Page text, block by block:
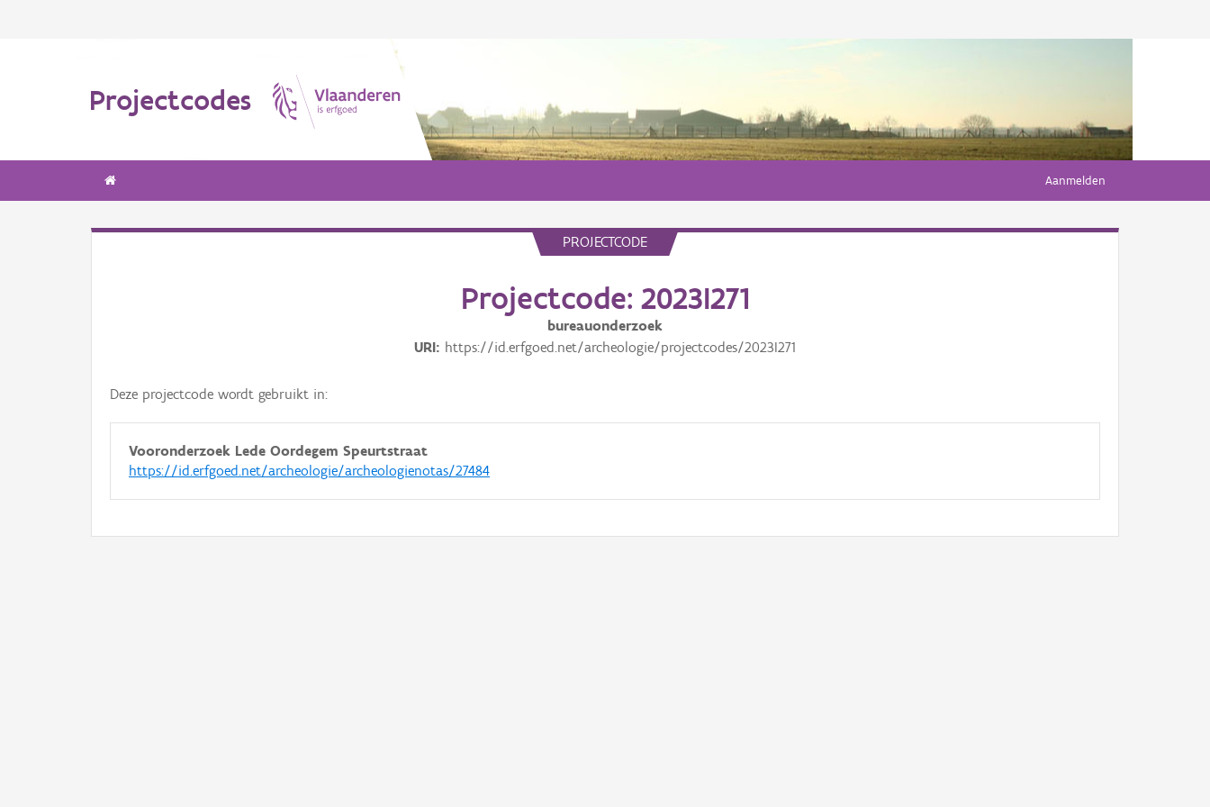
Projectcodes
Aanmelden
PROJECTCODE
Projectcode: 2023I271
bureauonderzoek
URI https://id.erfgoed.net/archeologie/projectcodes/2023I271
Deze projectcode wordt gebruikt in:
Vooronderzoek Lede Oordegem Speurtstraat
https://id.erfgoed.net/archeologie/archeologienotas/27484